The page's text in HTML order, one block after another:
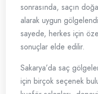
sonrasında, saçın
alarak uygun
sayede, herkes için
sonuçlar elde edilir.
Sakarya’da saç
için birçok seçenek